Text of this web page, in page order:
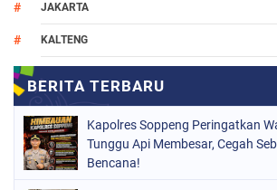
JAKARTA
KALTENG
NASIONAL
ORGANISASI
PERISTIWA
Kapolres Soppeng Peringatkan
Tunggu Api Membesar, Cegah
Bencana!